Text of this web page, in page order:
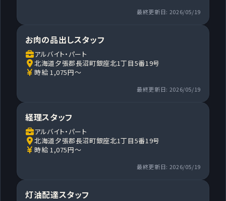
最終更新日: 2026/05/19
お肉の品出しスタッフ
アルバイト・パート
北海道夕張郡長沼町銀座北1丁目5番19号
時給 1,075円～
最終更新日: 2026/05/19
経理スタッフ
アルバイト・パート
北海道夕張郡長沼町銀座北1丁目5番19号
時給 1,075円～
最終更新日: 2026/05/19
灯油配達スタッフ